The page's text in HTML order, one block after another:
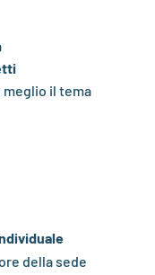
il tema
della sede